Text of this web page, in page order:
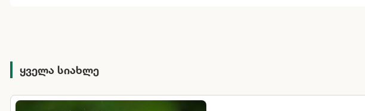
ყველა სიახლე